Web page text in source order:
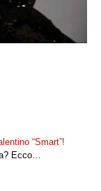
“Smart”!
Ecco…